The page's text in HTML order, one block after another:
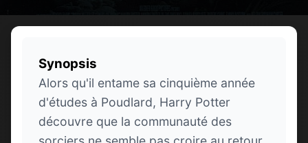
Synopsis
Alors qu'il entame sa cinquième année
d'études à Poudlard, Harry Potter
découvre que la communauté des